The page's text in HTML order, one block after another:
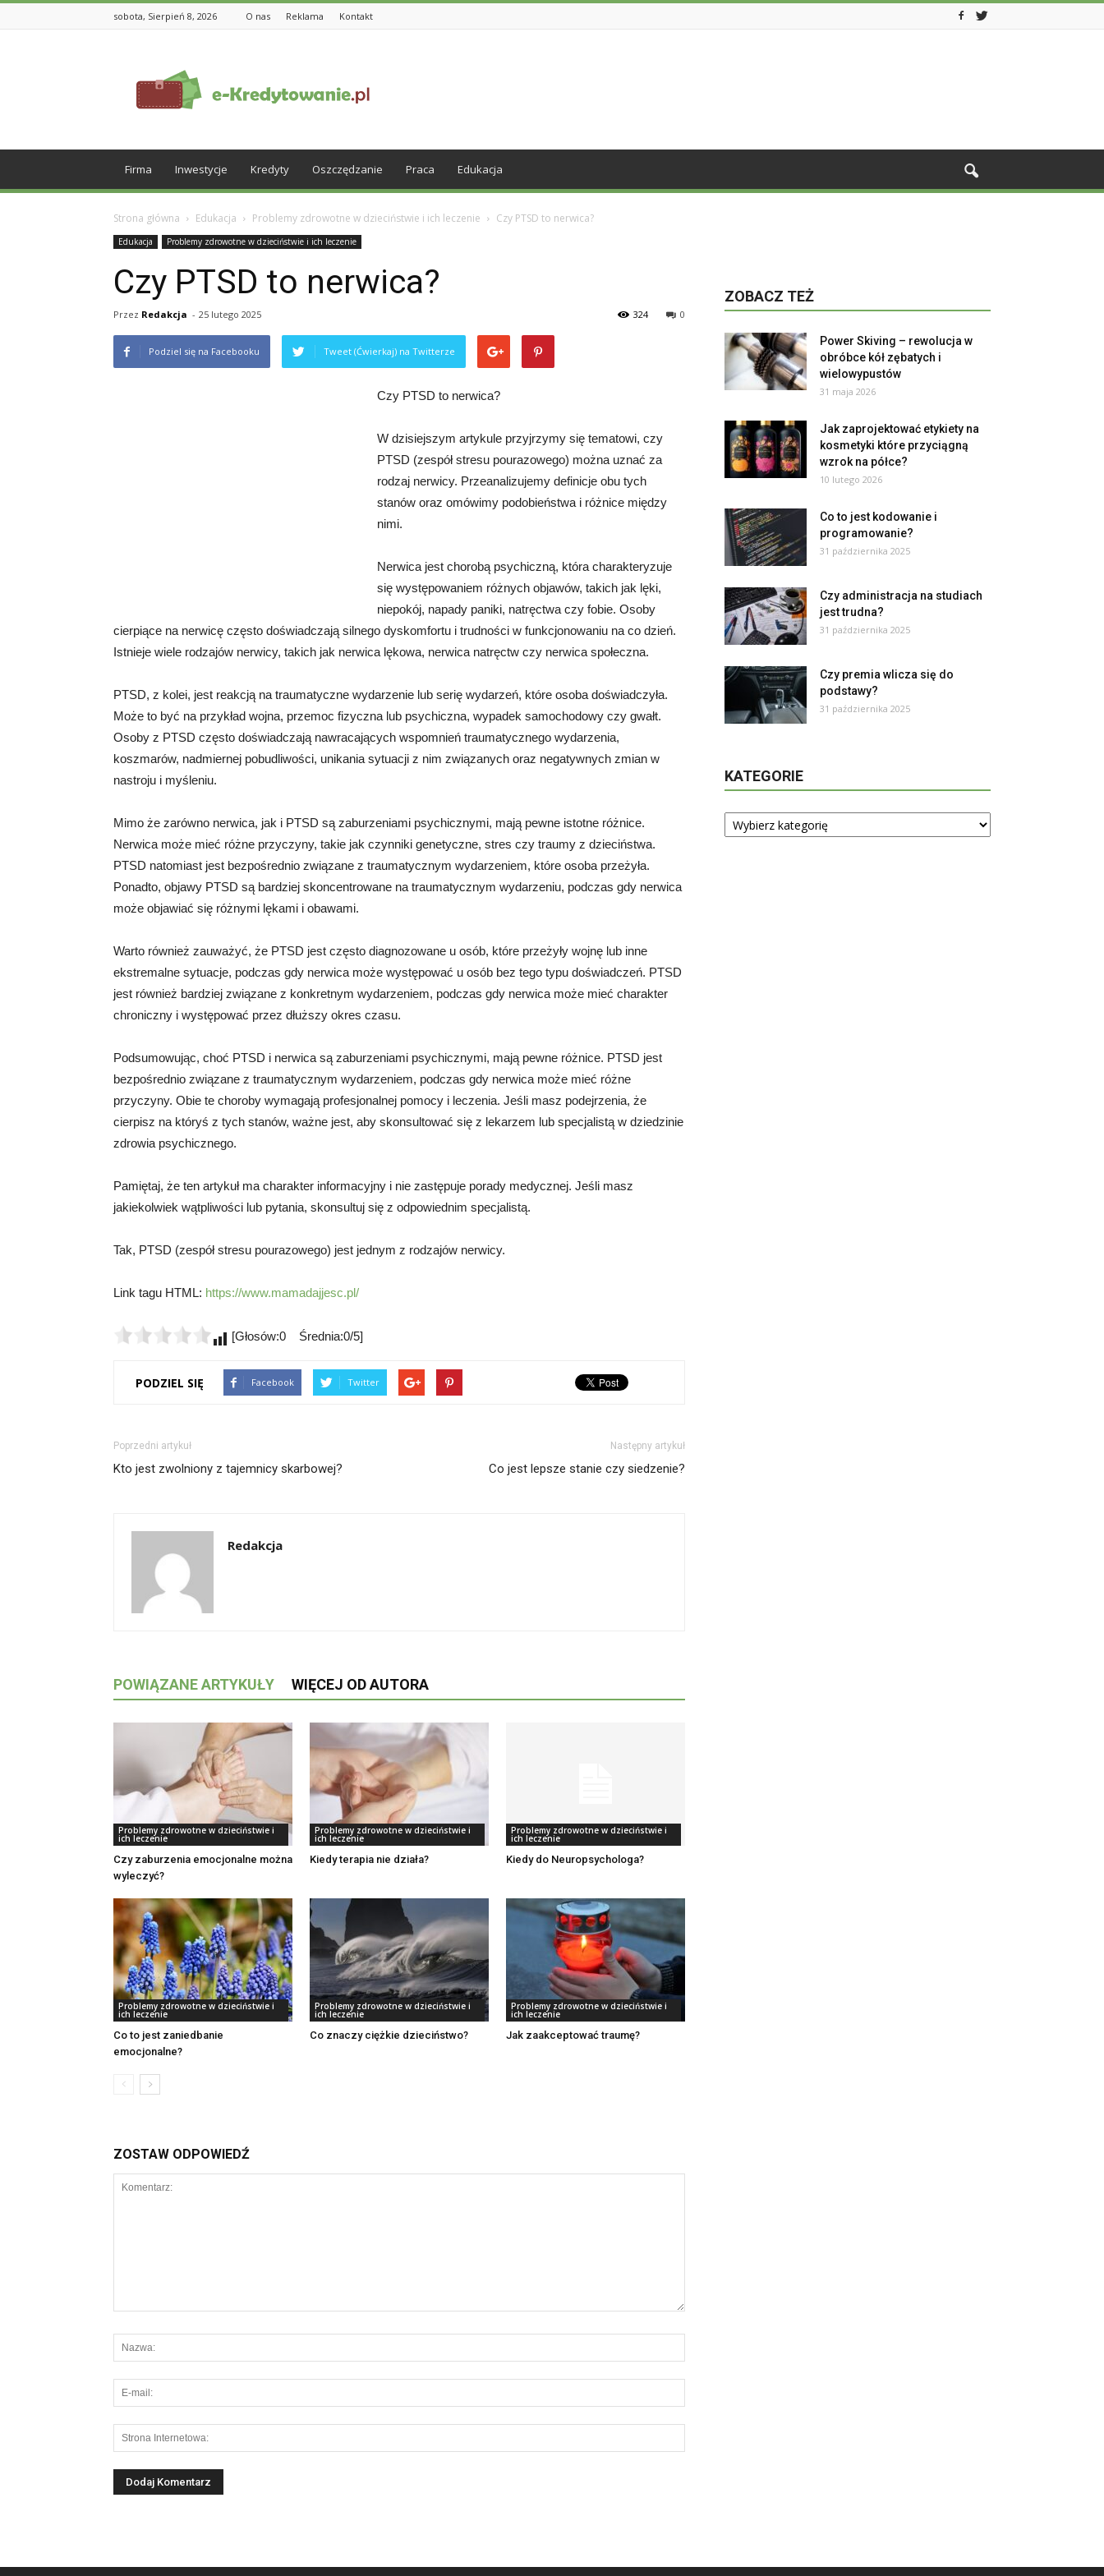
sobota, Sierpień 8, 2026 O nas Reklama Kontakt
Kredytowanie.pl
Firma Inwestycje Kredyty Oszczędzanie Praca Edukacja
Strona główna Edukacja Problemy zdrowotne w dzieciństwie i ich leczenie Czy PTSD to nerwica?
Edukacja Problemy zdrowotne w dzieciństwie i ich leczenie
Czy PTSD to nerwica?
Przez Redakcja - 25 lutego 2025 0
324
Podziel się na Facebooku Tweet (Ćwierkaj) na Twitterze
Czy PTSD to nerwica?
W dzisiejszym artykule przyjrzymy się tematowi, czy
PTSD (zespół stresu pourazowego) można uznać za
rodzaj nerwicy. Przeanalizujemy definicje obu tych
stanów oraz omówimy podobieństwa i różnice między
nimi.
Nerwica jest chorobą psychiczną, która charakteryzuje
się występowaniem różnych objawów, takich jak lęki,
niepokój, napady paniki, natręctwa czy fobie. Osoby
cierpiące na nerwicę często doświadczają silnego dyskomfortu i trudności w funkcjonowaniu na co dzień.
Istnieje wiele rodzajów nerwicy, takich jak nerwica lękowa, nerwica natręctw czy nerwica społeczna.
PTSD, z kolei, jest reakcją na traumatyczne wydarzenie lub serię wydarzeń, które osoba doświadczyła.
Może to być na przykład wojna, przemoc fizyczna lub psychiczna, wypadek samochodowy czy gwałt.
Osoby z PTSD często doświadczają nawracających wspomnień traumatycznego wydarzenia,
koszmarów, nadmiernej pobudliwości, unikania sytuacji z nim związanych oraz negatywnych zmian w
nastroju i myśleniu.
Mimo że zarówno nerwica, jak i PTSD są zaburzeniami psychicznymi, mają pewne istotne różnice.
Nerwica może mieć różne przyczyny, takie jak czynniki genetyczne, stres czy traumy z dzieciństwa.
PTSD natomiast jest bezpośrednio związane z traumatycznym wydarzeniem, które osoba przeżyła.
Ponadto, objawy PTSD są bardziej skoncentrowane na traumatycznym wydarzeniu, podczas gdy nerwica
może objawiać się różnymi lękami i obawami.
Warto również zauważyć, że PTSD jest często diagnozowane u osób, które przeżyły wojnę lub inne
ekstremalne sytuacje, podczas gdy nerwica może występować u osób bez tego typu doświadczeń. PTSD
jest również bardziej związane z konkretnym wydarzeniem, podczas gdy nerwica może mieć charakter
chroniczny i występować przez dłuższy okres czasu.
Podsumowując, choć PTSD i nerwica są zaburzeniami psychicznymi, mają pewne różnice. PTSD jest
bezpośrednio związane z traumatycznym wydarzeniem, podczas gdy nerwica może mieć różne
przyczyny. Obie te choroby wymagają profesjonalnej pomocy i leczenia. Jeśli masz podejrzenia, że
cierpisz na któryś z tych stanów, ważne jest, aby skonsultować się z lekarzem lub specjalistą w dziedzinie
zdrowia psychicznego.
Pamiętaj, że ten artykuł ma charakter informacyjny i nie zastępuje porady medycznej. Jeśli masz
jakiekolwiek wątpliwości lub pytania, skonsultuj się z odpowiednim specjalistą.
Tak, PTSD (zespół stresu pourazowego) jest jednym z rodzajów nerwicy.
Link tagu HTML: https://www.mamadajjesc.pl/
[Głosów:0 Średnia:0/5]
PODZIEL SIĘ Facebook Twitter
Poprzedni artykuł
Kto jest zwolniony z tajemnicy skarbowej?
Następny artykuł
Co jest lepsze stanie czy siedzenie?
Redakcja
POWIĄZANE ARTYKUŁY WIĘCEJ OD AUTORA
Problemy zdrowotne w dzieciństwie i
ich leczenie
Czy zaburzenia emocjonalne można
wyleczyć?
Problemy zdrowotne w dzieciństwie i
ich leczenie
Kiedy terapia nie działa?
Problemy zdrowotne w dzieciństwie i
ich leczenie
Kiedy do Neuropsychologa?
Problemy zdrowotne w dzieciństwie i
ich leczenie
Co to jest zaniedbanie
emocjonalne?
Problemy zdrowotne w dzieciństwie i
ich leczenie
Co znaczy ciężkie dzieciństwo?
Problemy zdrowotne w dzieciństwie i
ich leczenie
Jak zaakceptować traumę?
ZOSTAW ODPOWIEDŹ
ZOBACZ TEŻ
Power Skiving – rewolucja w
obróbce kół zębatych i
wielowypustów
31 maja 2026
Jak zaprojektować etykiety na
kosmetyki które przyciągną
wzrok na półce?
10 lutego 2026
Co to jest kodowanie i
programowanie?
31 października 2025
Czy administracja na studiach
jest trudna?
31 października 2025
Czy premia wlicza się do
podstawy?
31 października 2025
KATEGORIE
Kategorie